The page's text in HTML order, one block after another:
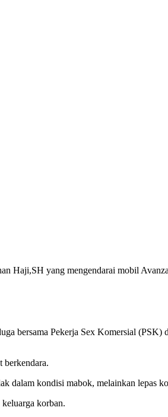
Haji,SH yang mengendarai mobil
bersama Pekerja Sex Komersial (PSK)
berkendara.
dalam kondisi mabok, melainkan lepas
korban.